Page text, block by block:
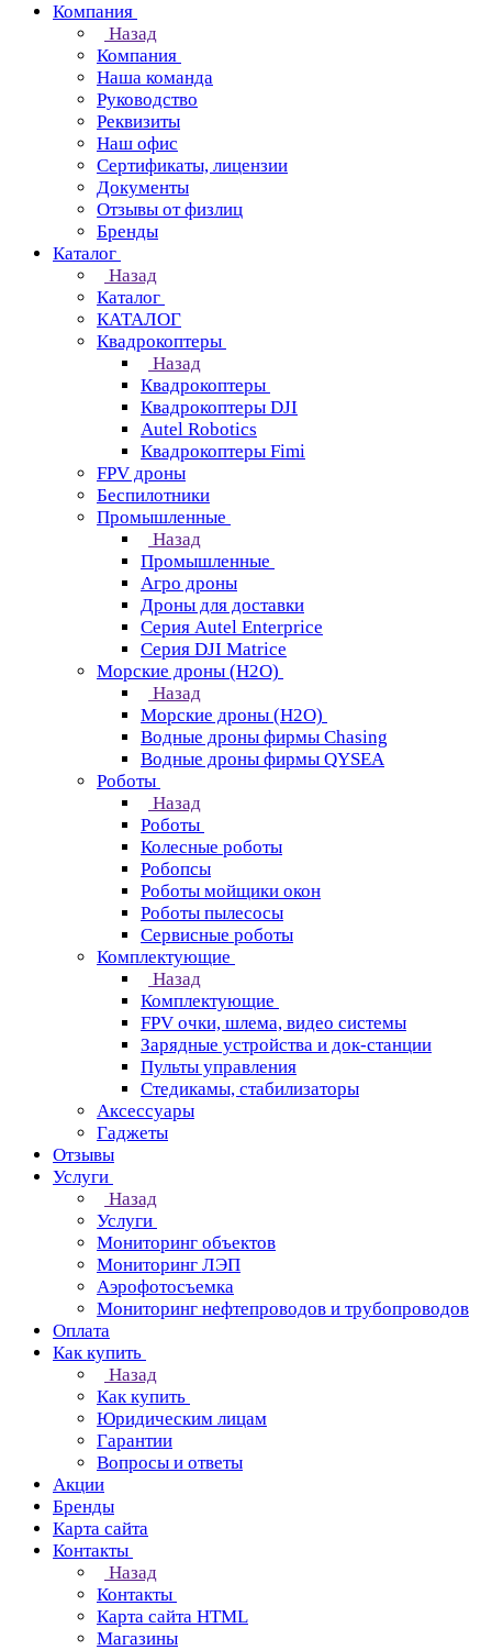
Компания
Назад
Компания
Наша команда
Руководство
Реквизиты
Наш офис
Сертификаты, лицензии
Документы
Отзывы от физлиц
Бренды
Каталог
Назад
Каталог
КАТАЛОГ
Квадрокоптеры
Назад
Квадрокоптеры
Квадрокоптеры DJI
Autel Robotics
Квадрокоптеры Fimi
FPV дроны
Беспилотники
Промышленные
Назад
Промышленные
Агро дроны
Дроны для доставки
Серия Autel Enterprice
Серия DJI Matrice
Морские дроны (H2O)
Назад
Морские дроны (H2O)
Водные дроны фирмы Chasing
Водные дроны фирмы QYSEA
Роботы
Назад
Роботы
Колесные роботы
Робопсы
Роботы мойщики окон
Роботы пылесосы
Сервисные роботы
Комплектующие
Назад
Комплектующие
FPV очки, шлема, видео системы
Зарядные устройства и док-станции
Пульты управления
Стедикамы, стабилизаторы
Аксессуары
Гаджеты
Отзывы
Услуги
Назад
Услуги
Мониторинг объектов
Мониторинг ЛЭП
Аэрофотосъемка
Мониторинг нефтепроводов и трубопроводов
Оплата
Как купить
Назад
Как купить
Юридическим лицам
Гарантии
Вопросы и ответы
Акции
Бренды
Карта сайта
Контакты
Назад
Контакты
Карта сайта HTML
Магазины